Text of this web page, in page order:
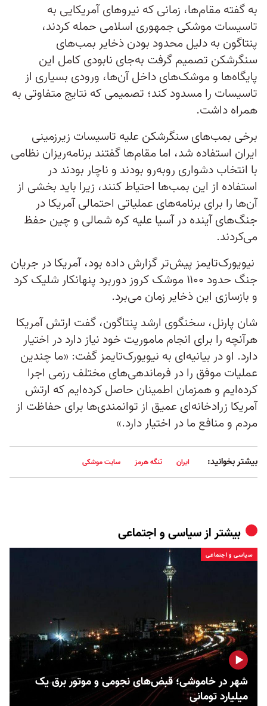
به گفته مقام‌ها، زمانی که نیروهای آمریکایی به
تاسیسات موشکی جمهوری اسلامی حمله کردند،
پنتاگون به دلیل محدود بودن ذخایر بمب‌های
سنگرشکن تصمیم گرفت به‌جای نابودی کامل این
پایگاه‌ها و موشک‌های داخل آن‌ها، ورودی بسیاری از
تاسیسات را مسدود کند؛ تصمیمی که نتایج متفاوتی به
همراه داشت.
برخی بمب‌های سنگرشکن علیه تاسیسات زیرزمینی
ایران استفاده شد، اما مقام‌ها گفتند برنامه‌ریزان نظامی
با انتخاب دشواری روبه‌رو بودند و ناچار بودند در
استفاده از این بمب‌ها احتیاط کنند، زیرا باید بخشی از
آن‌ها را برای برنامه‌های عملیاتی احتمالی آمریکا در
جنگ‌های آینده در آسیا علیه کره شمالی و چین حفظ
می‌کردند.
نیویورک‌تایمز پیش‌تر گزارش داده بود، آمریکا در جریان
جنگ حدود ۱۱۰۰ موشک کروز دوربرد پنهانکار شلیک کرد
و بازسازی این ذخایر زمان می‌برد.
شان پارنل، سخنگوی ارشد پنتاگون، گفت ارتش آمریکا
هرآنچه را برای انجام ماموریت خود نیاز دارد در اختیار
دارد. او در بیانیه‌ای به نیویورک‌تایمز گفت: «ما چندین
عملیات موفق را در فرماندهی‌های مختلف رزمی اجرا
کرده‌ایم و همزمان اطمینان حاصل کرده‌ایم که ارتش
آمریکا زرادخانه‌ای عمیق از توانمندی‌ها برای حفاظت از
مردم و منافع ما در اختیار دارد.»
بیشتر بخوانید: ایران تنگه هرمز سایت موشکی
بیشتر ازسیاسی و اجتماعی
سیاسی و اجتماعی
شهر در خاموشی؛ قبض‌های نجومی و موتور برق یک
میلیارد تومانی